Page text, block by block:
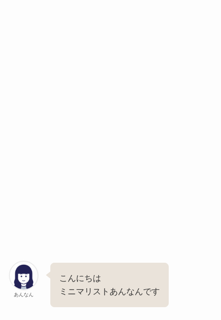
あんなん
こんにちは
ミニマリストあんなんです